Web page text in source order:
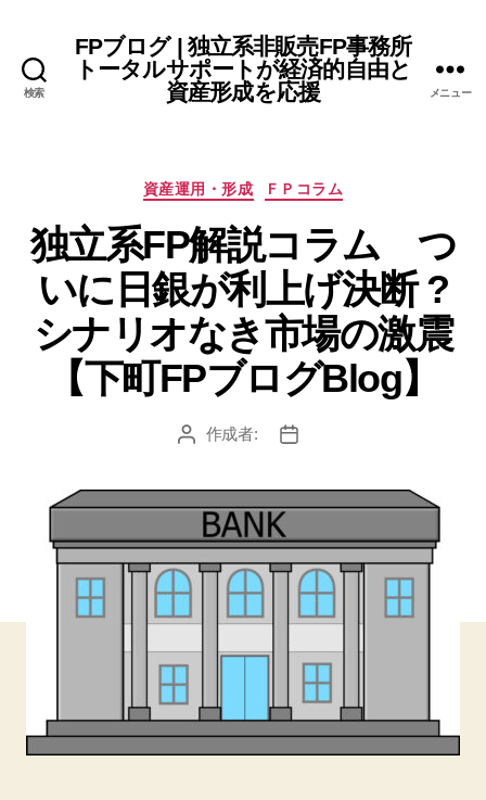
検索
FPブログ | 独立系非販売FP事務所
トータルサポートが経済的自由と
資産形成を応援
メニュー
カ
ゴ
リ
ー
資産運用・形成 ＦＰコラム
独立系FP解説コラム つ
いに日銀が利上げ決断 ?
シナリオなき市場の激震
【下町FPブログBlog】
投 作成者:
投